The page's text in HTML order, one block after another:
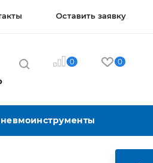
Оставить заявку
0 0